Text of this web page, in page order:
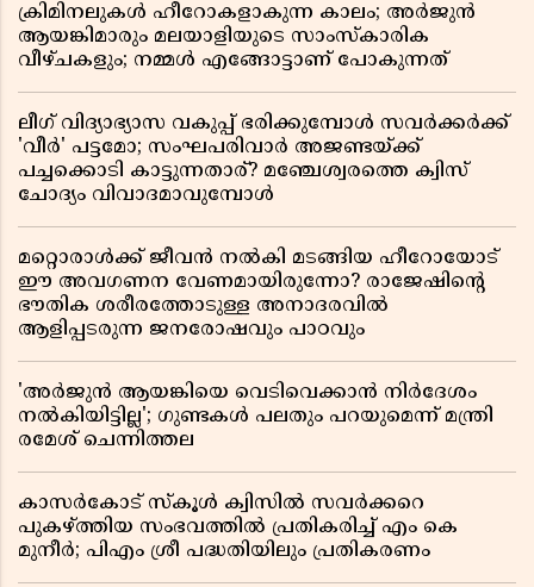
ക്രിമിനലുകൾ ഹീറോകളാകുന്ന കാലം; അർജുൻ
ആയങ്കിമാരും മലയാളിയുടെ സാംസ്കാരിക
വീഴ്ചകളും; നമ്മൾ എങ്ങോട്ടാണ് പോകുന്നത്
ലീഗ് വിദ്യാഭ്യാസ വകുപ്പ് ഭരിക്കുമ്പോൾ സവർക്കർക്ക്
'വീർ' പട്ടമോ; സംഘപരിവാർ അജണ്ടയ്ക്ക്
പച്ചക്കൊടി കാട്ടുന്നതാര്? മഞ്ചേശ്വരത്തെ ക്വിസ്
ചോദ്യം വിവാദമാവുമ്പോൾ
മറ്റൊരാൾക്ക് ജീവൻ നൽകി മടങ്ങിയ ഹീറോയോട്
ഈ അവഗണന വേണമായിരുന്നോ? രാജേഷിൻ്റെ
ഭൗതിക ശരീരത്തോടുള്ള അനാദരവിൽ
ആളിപ്പടരുന്ന ജനരോഷവും പാഠവും
'അർജുൻ ആയങ്കിയെ വെടിവെക്കാൻ നിർദേശം
നൽകിയിട്ടില്ല'; ഗുണ്ടകൾ പലതും പറയുമെന്ന് മന്ത്രി
രമേശ് ചെന്നിത്തല
കാസർകോട് സ്കൂൾ ക്വിസിൽ സവർക്കറെ
പുകഴ്ത്തിയ സംഭവത്തിൽ പ്രതികരിച്ച് എം കെ
മുനീർ; പിഎം ശ്രീ പദ്ധതിയിലും പ്രതികരണം